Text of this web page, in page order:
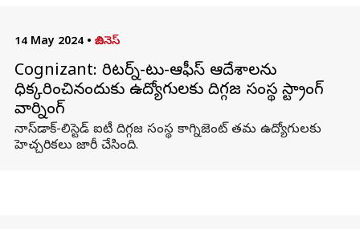
14 May 2024 • బిజినెస్
Cognizant: రిటర్న్-టు-ఆఫీస్ ఆదేశాలను
ధిక్కరించినందుకు ఉద్యోగులకు దిగ్గజ సంస్థ స్ట్రాంగ్
వార్నింగ్
నాస్‌డాక్-లిస్టెడ్ ఐటీ దిగ్గజ సంస్థ కాగ్నిజెంట్ తమ ఉద్యోగులకు
హెచ్చరికలు జారీ చేసింది.